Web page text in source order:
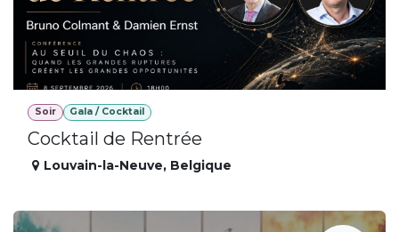
Soir Gala / Cocktail
Cocktail de Rentrée
Louvain-la-Neuve, Belgique